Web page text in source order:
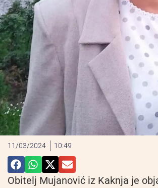
11/03/2024 10:49
Obitelj Mujanović iz Kaknja je